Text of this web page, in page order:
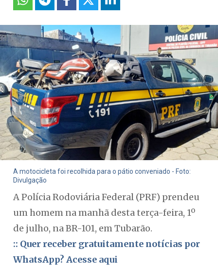
A motocicleta foi recolhida para o pátio conveniado - Foto:
Divulgação
A Polícia Rodoviária Federal (PRF) prendeu
um homem na manhã desta terça-feira, 1º
de julho, na BR-101, em Tubarão.
:: Quer receber gratuitamente notícias por
WhatsApp? Acesse aqui